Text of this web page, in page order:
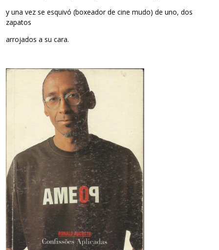
y una vez se esquivó (boxeador de cine mudo) de uno, dos
zapatos
arrojados a su cara.